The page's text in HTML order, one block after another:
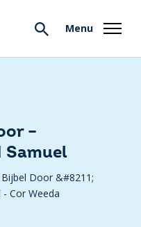
Menu
–
Samuel
Door &#8211;
- Cor Weeda